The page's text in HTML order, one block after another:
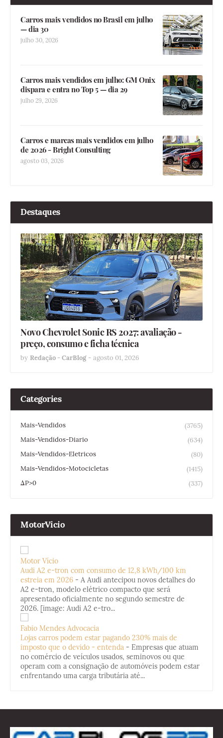
Carros mais vendidos no Brasil em julho
— dia 30
julho 30, 2026
Carros mais vendidos em julho: GM Onix
dispara e entra no Top 5 — dia 29
julho 29, 2026
Carros e marcas mais vendidos em julho
de 2026 - Bright Consulting
agosto 03, 2026
Destaques
Novo Chevrolet Sonic RS 2027: avaliação -
preço, consumo e ficha técnica
by Redação - CarBlog - agosto 01, 2026
Categories
Mais-Vendidos
(3765)
Mais-Vendidos-Diario
(634)
Mais-Vendidos-Eletricos
(80)
Mais-Vendidos-Motocicletas
(1415)
ΔP>0
(337)
MotorVicio
Motor Vício
Audi A2 e-tron com consumo de 12,8 kWh/100 km
estreia em 2026 - A Audi antecipou novos detalhes do
A2 e-tron, modelo elétrico compacto que será
apresentado oficialmente no segundo semestre de
2026. [image: Audi A2 e-tro...
Fabio Mendes Advocacia
Lojas carros podem estar pagando 230% mais de
imposto que o devido - entenda - Empresas que atuam
no comércio de veículos usados, seminovos ou que
operam com a consignação de automóveis podem estar
enfrentando uma carga tributária até...